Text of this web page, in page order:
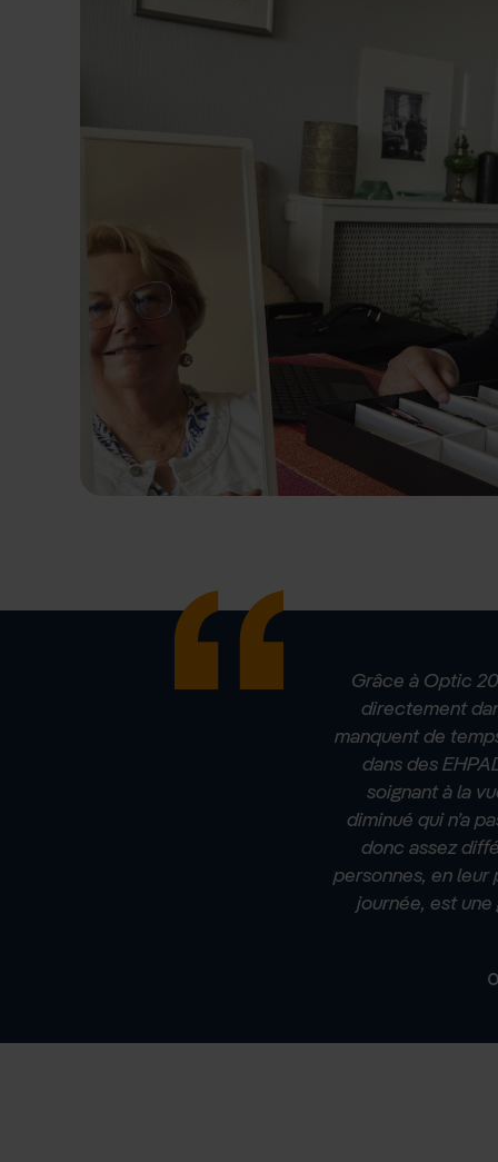
Grâce à Optic
directement
manquent de
dans des
soignant à la
diminué qui n’a
donc assez
personnes, en
journée, est